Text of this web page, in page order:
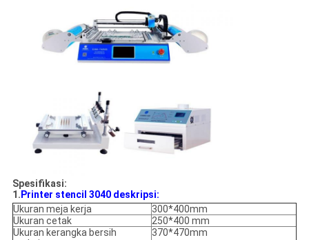
Spesifikasi:
1. Printer stencil 3040 deskripsi:
Ukuran meja kerja
300*400mm
Ukuran cetak
250*400 mm
Ukuran kerangka bersih
370*470mm